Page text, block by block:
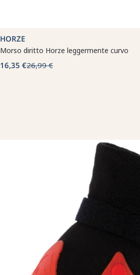
HORZE
Morso diritto Horze leggermente curvo
16,35 €26,99 €